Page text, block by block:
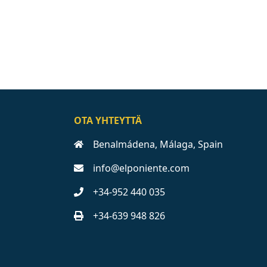
OTA YHTEYTTÄ
Benalmádena, Málaga, Spain
info@elponiente.com
+34-952 440 035
+34-639 948 826